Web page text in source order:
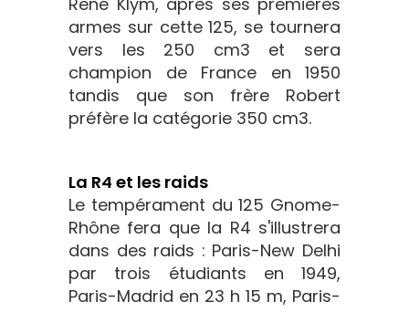
armes sur cette 125, se tournera
vers les 250 cm3 et sera
champion de France en 1950
tandis que son frère Robert
préfère la catégorie 350 cm3.
La R4 et les raids
Le tempérament du 125 Gnome-
Rhône fera que la R4 s'illustrera
dans des raids : Paris-New Delhi
par trois étudiants en 1949,
Paris-Madrid en 23 h 15 m, Paris-